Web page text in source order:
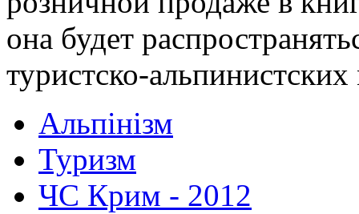
она будет
туристско-
Альпінізм
Туризм
ЧС Крим - 2012